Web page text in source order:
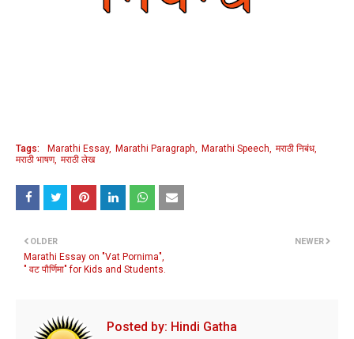
Tags: Marathi Essay Marathi Paragraph Marathi Speech
मराठी निबंध
मराठी भाषण मराठी लेख
NEWER
OLDER
Marathi Essay on "Vat Pornima",
" वट पौर्णिमा" for Kids and Students.
Posted by: Hindi Gatha